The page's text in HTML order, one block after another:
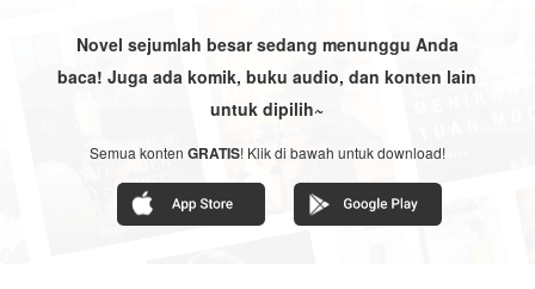
Novel sejumlah besar sedang menunggu Anda
baca! Juga ada komik, buku audio, dan konten lain
untuk dipilih~
Semua konten GRATIS! Klik di bawah untuk download!